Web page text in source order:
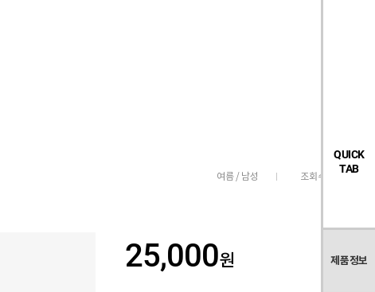
QUICK
TAB
제품정보
여름 / 남성 조회수 3,977
25,000원